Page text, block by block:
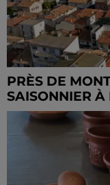
PRÈS DE
SAISONNIER À